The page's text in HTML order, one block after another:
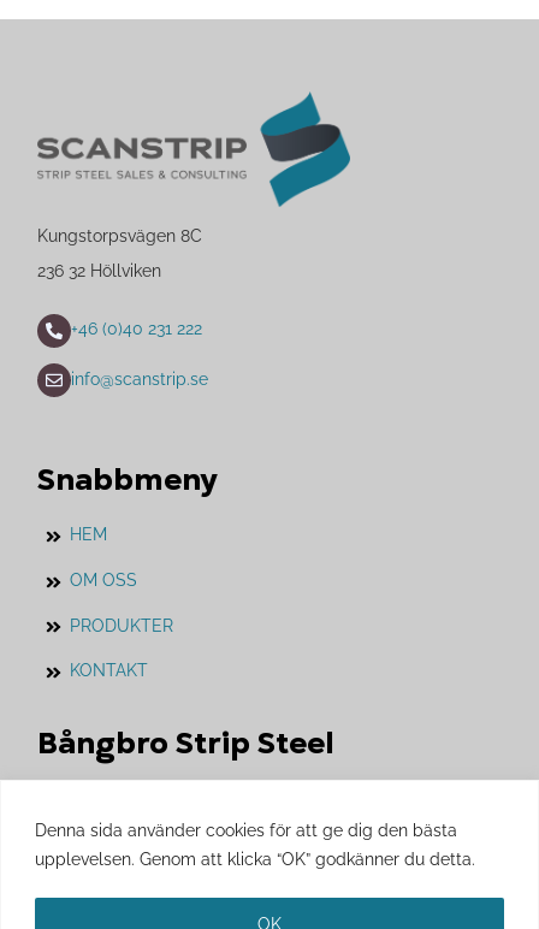
Denna sida använder cookies för att ge dig den bästa
upplevelsen. Genom att klicka “OK” godkänner du detta.
OK
Kungstorpsvägen 8C
236 32 Höllviken
+46 (0)40 231 222
info@scanstrip.se
Snabbmeny
HEM
OM OSS
PRODUKTER
KONTAKT
Bångbro Strip Steel
samarbete med.
Besök gärnaBångbro Strip Steelshemsida.